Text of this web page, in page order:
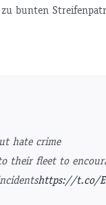
bunten
hate crime
their fleet to
https://t.co/